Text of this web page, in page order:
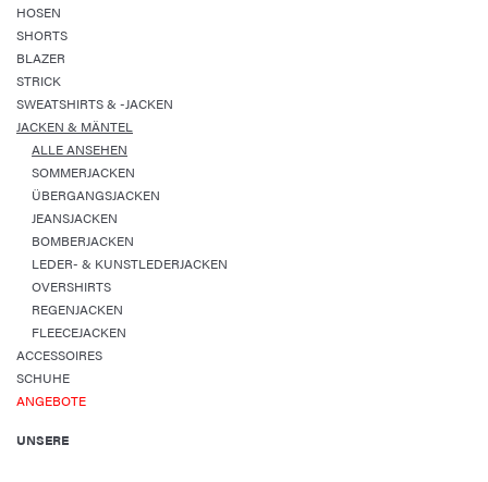
HOSEN
SHORTS
BLAZER
STRICK
SWEATSHIRTS & -JACKEN
JACKEN & MÄNTEL
ALLE ANSEHEN
SOMMERJACKEN
ÜBERGANGSJACKEN
JEANSJACKEN
BOMBERJACKEN
LEDER- & KUNSTLEDERJACKEN
OVERSHIRTS
REGENJACKEN
FLEECEJACKEN
ACCESSOIRES
SCHUHE
ANGEBOTE
UNSERE